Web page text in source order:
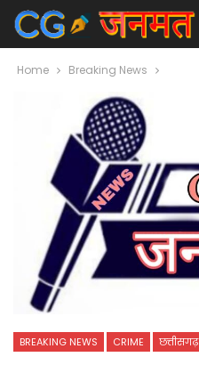
Home Breaking News
BREAKING NEWS CRIME छत्तीसगढ़